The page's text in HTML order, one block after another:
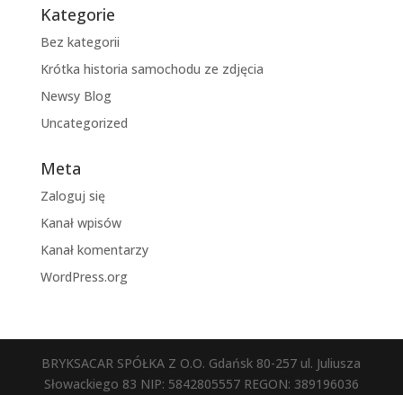
Kategorie
Bez kategorii
Krótka historia samochodu ze zdjęcia
Newsy Blog
Uncategorized
Meta
Zaloguj się
Kanał wpisów
Kanał komentarzy
WordPress.org
BRYKSACAR SPÓŁKA Z O.O. Gdańsk 80-257 ul. Juliusza
Słowackiego 83 NIP: 5842805557 REGON: 389196036